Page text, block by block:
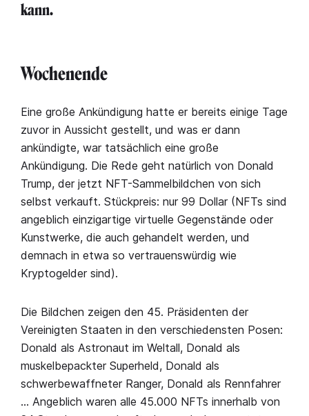
kann.
Wochenende
Eine große Ankündigung hatte er bereits einige Tage
zuvor in Aussicht gestellt, und was er dann
ankündigte, war tatsächlich eine große
Ankündigung. Die Rede geht natürlich von Donald
Trump, der jetzt NFT-Sammelbildchen von sich
selbst verkauft. Stückpreis: nur 99 Dollar (NFTs sind
angeblich einzigartige virtuelle Gegenstände oder
Kunstwerke, die auch gehandelt werden, und
demnach in etwa so vertrauenswürdig wie
Kryptogelder sind).
Die Bildchen zeigen den 45. Präsidenten der
Vereinigten Staaten in den verschiedensten Posen:
Donald als Astronaut im Weltall, Donald als
muskelbepackter Superheld, Donald als
schwerbewaffneter Ranger, Donald als Rennfahrer
… Angeblich waren alle 45.000 NFTs innerhalb von